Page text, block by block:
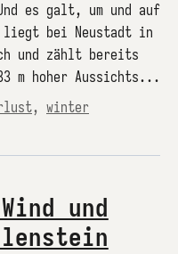
es galt, um und auf
liegt bei Neustadt in
und zählt bereits
m hoher Aussichts...
, winter
und